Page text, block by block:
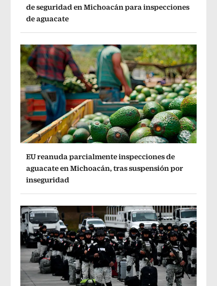
de seguridad en Michoacán para inspecciones
de aguacate
EU reanuda parcialmente inspecciones de
aguacate en Michoacán, tras suspensión por
inseguridad